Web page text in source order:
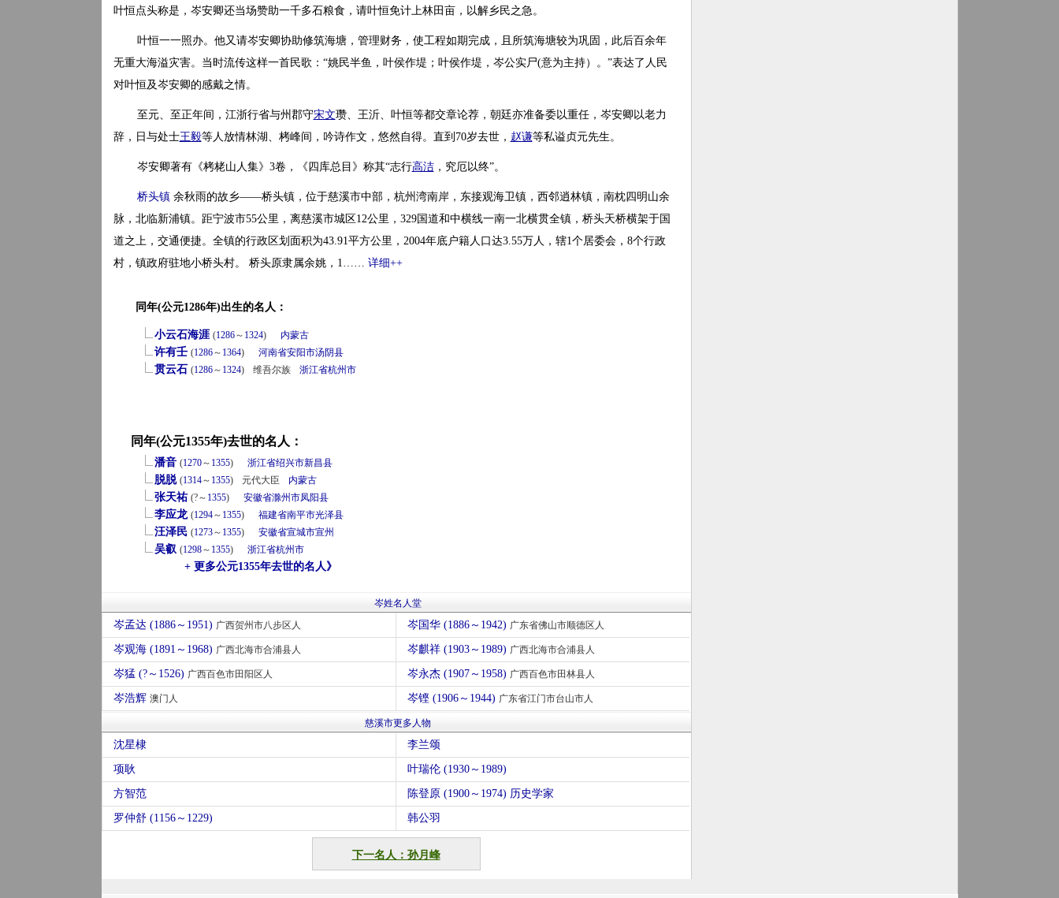
叶恒点头称是，岑安卿还当场赞助一千多石粮食，请叶恒免计上林田亩，以解乡民之急。
叶恒一一照办。他又请岑安卿协助修筑海塘，管理财务，使工程如期完成，且所筑海塘较为巩固，此后百余年
无重大海溢灾害。当时流传这样一首民歌：“姚民半鱼，叶侯作堤；叶侯作堤，岑公实尸(意为主持）。”表达了人民
对叶恒及岑安卿的感戴之情。
至元、至正年间，江浙行省与州郡守宋文瓒、王沂、叶恒等都交章论荐，朝廷亦准备委以重任，岑安卿以老力
辞，日与处士王毅等人放情林湖、栲峰间，吟诗作文，悠然自得。直到70岁去世， 赵谦等私谥贞元先生。
岑安卿著有《栲栳山人集》3卷，《四库总目》称其“志行高洁，究厄以终”。
桥头镇余秋雨的故乡——桥头镇，位于慈溪市中部，杭州湾南岸，东接观海卫镇，西邻逍林镇，南枕四明山余
脉，北临新浦镇。距宁波市55公里，离慈溪市城区12公里，329国道和中横线一南一北横贯全镇，桥头天桥横架于国
道之上，交通便捷。全镇的行政区划面积为43.91平方公里，2004年底户籍人口达3.55万人，辖1个居委会，8个行政
村，镇政府驻地小桥头村。 桥头原隶属余姚，1…… 详细++
同年(公元1286年)出生的名人：
小云石海涯 (1286～ 1324) 内蒙古
许有壬 (1286～ 1364) 河南省安阳市汤阴县
贯云石 (1286～ 1324) 维吾尔族 浙江省杭州市
同年(公元1355年)去世的名人：
潘音 (1270～ 1355) 浙江省绍兴市新昌县
脱脱 (1314～ 1355) 元代大臣 内蒙古
张天祐 (?～ 1355) 安徽省滁州市凤阳县
李应龙 (1294～ 1355) 福建省南平市光泽县
汪泽民 (1273～ 1355) 安徽省宣城市宣州
吴叡 (1298～ 1355) 浙江省杭州市
+ 更多公元1355年去世的名人》
岑姓名人堂
岑孟达 (1886～1951) 广西贺州市八步区人 岑国华 (1886～1942) 广东省佛山市顺德区人
岑观海 (1891～1968) 广西北海市合浦县人 岑麒祥 (1903～1989) 广西北海市合浦县人
岑猛 (?～1526) 广西百色市田阳区人 岑永杰 (1907～1958) 广西百色市田林县人
岑浩辉 澳门人 岑铿 (1906～1944) 广东省江门市台山市人
慈溪市更多人物
沈星棣 李兰颂
项耿 叶瑞伦 (1930～1989)
方智范 陈登原 (1900～1974) 历史学家
罗仲舒 (1156～1229) 韩公羽
下一名人：孙月峰